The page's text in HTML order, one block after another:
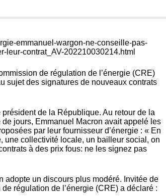
emmanuel-wargon-ne-conseille-pas-
leur-contrat_AV-202210030214.html
de régulation de l’énergie (CRE)
sujet des signatures de nouveaux contrats
de la République. Au retour de la
de jours, Emmanuel Macron avait appelé les
par leur fournisseur d’énergie : « En
une collectivité locale, un bailleur social, on
à des prix fous: ne les signez pas
adopte un discours plus modéré. Invitée de
régulation de l’énergie (CRE) a déclaré :